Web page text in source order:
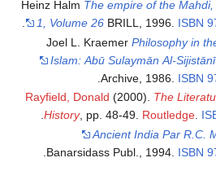
Heinz Halm The empire of the Mahdi,
1, Volume 26 BRILL, 1996. ISBN
.
Joel L. KraemerPhilosophy in
Islam: Abū Sulaymān Al-
Archive, 1986. ISBN
.
Rayfield, Donald (2000). The
History, pp. 48-49. Routledge.
.
Ancient India Par R.C.
Banarsidass Publ., 1994. ISBN